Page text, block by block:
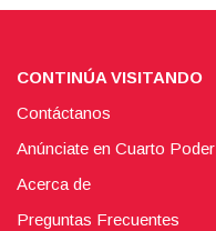
CONTINÚA VISITANDO
Contáctanos
Anúnciate en Cuarto Poder
Acerca de
Preguntas Frecuentes